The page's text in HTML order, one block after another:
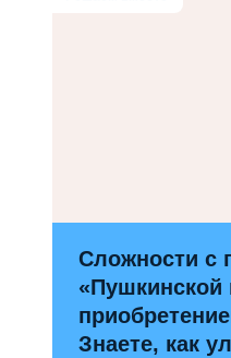
Сложности с
«Пушкинской
Знаете, как